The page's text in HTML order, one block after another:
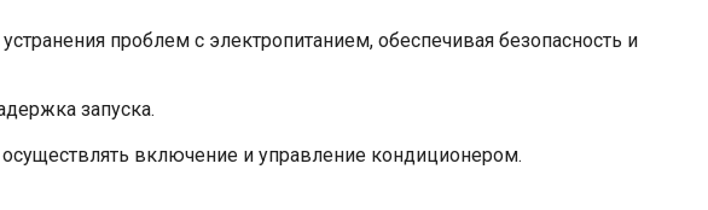
проблем с электропитанием, обеспечивая безопасность и
запуска.
включение и управление кондиционером.